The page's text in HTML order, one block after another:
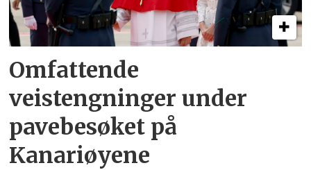
Omfattende
veistengninger under
pavebesøket på
Kanariøyene